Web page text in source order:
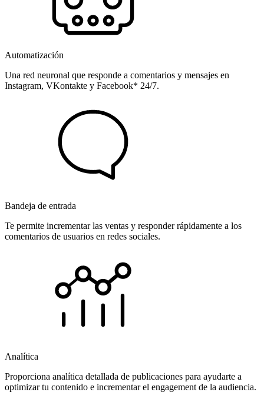
Automatización
Una red neuronal que responde a comentarios y mensajes en
Instagram, VKontakte y Facebook* 24/7.
Bandeja de entrada
Te permite incrementar las ventas y responder rápidamente a los
comentarios de usuarios en redes sociales.
Analítica
Proporciona analítica detallada de publicaciones para ayudarte a
optimizar tu contenido e incrementar el engagement de la audiencia.